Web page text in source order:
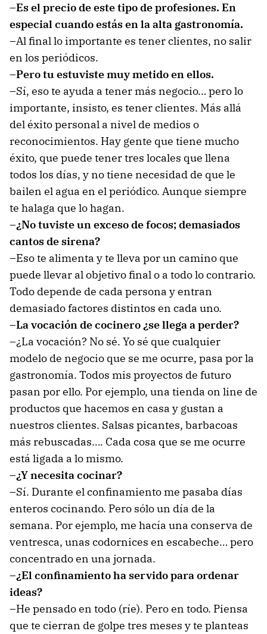
–Es el precio de este tipo de profesiones. En
especial cuando estás en la alta gastronomía.
–Al final lo importante es tener clientes, no salir
en los periódicos.
–Pero tu estuviste muy metido en ellos.
–Sí, eso te ayuda a tener más negocio… pero lo
importante, insisto, es tener clientes. Más allá
del éxito personal a nivel de medios o
reconocimientos. Hay gente que tiene mucho
éxito, que puede tener tres locales que llena
todos los días, y no tiene necesidad de que le
bailen el agua en el periódico. Aunque siempre
te halaga que lo hagan.
–¿No tuviste un exceso de focos; demasiados
cantos de sirena?
–Eso te alimenta y te lleva por un camino que
puede llevar al objetivo final o a todo lo contrario.
Todo depende de cada persona y entran
demasiado factores distintos en cada uno.
–La vocación de cocinero ¿se llega a perder?
–¿La vocación? No sé. Yo sé que cualquier
modelo de negocio que se me ocurre, pasa por la
gastronomía. Todos mis proyectos de futuro
pasan por ello. Por ejemplo, una tienda on line de
productos que hacemos en casa y gustan a
nuestros clientes. Salsas picantes, barbacoas
más rebuscadas…. Cada cosa que se me ocurre
está ligada a lo mismo.
–¿Y necesita cocinar?
–Sí. Durante el confinamiento me pasaba días
enteros cocinando. Pero sólo un día de la
semana. Por ejemplo, me hacía una conserva de
ventresca, unas codornices en escabeche… pero
concentrado en una jornada.
–¿El confinamiento ha servido para ordenar
ideas?
–He pensado en todo (ríe). Pero en todo. Piensa
que te cierran de golpe tres meses y te planteas